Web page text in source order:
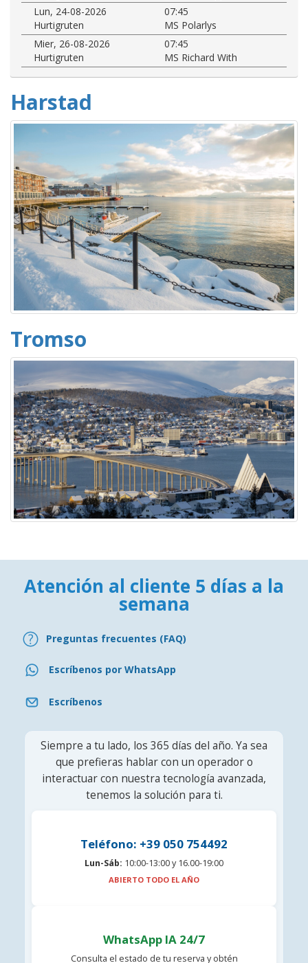
Lun, 24-08-2026
07:45
Hurtigruten
MS Polarlys
Mier, 26-08-2026
07:45
Hurtigruten
MS Richard With
Harstad
Tromso
Atención al cliente 5 días a la
semana
Preguntas frecuentes (FAQ)
Escríbenos por WhatsApp
Escríbenos
Siempre a tu lado, los 365 días del año. Ya sea
que prefieras hablar con un operador o
interactuar con nuestra tecnología avanzada,
tenemos la solución para ti.
Teléfono: +39 050 754492
Lun-Sáb: 10:00-13:00 y 16.00-19:00
ABIERTO TODO EL AÑO
WhatsApp IA 24/7
Consulta el estado de tu reserva y obtén